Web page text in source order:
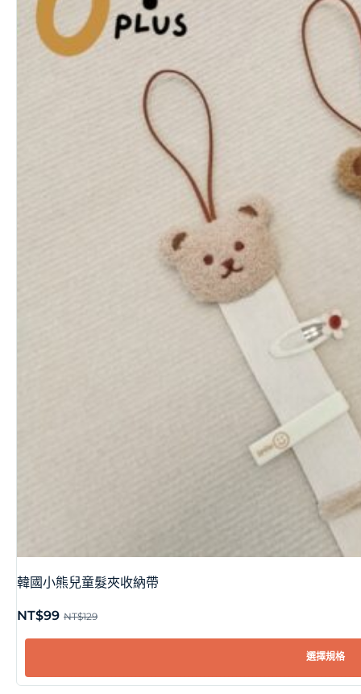
韓國小熊兒童髮夾收納帶
NT$129
NT$99
選擇規格